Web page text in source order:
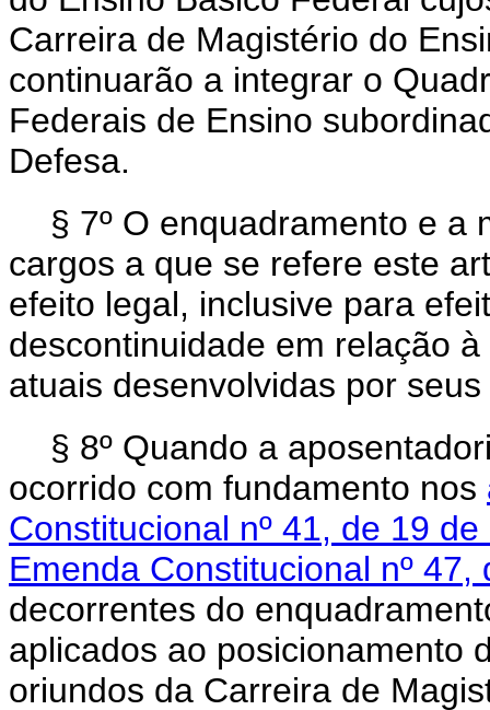
Carreira de Magistério do
continuarão a integrar o
Federais de Ensino
Defesa.
§ 7º O enquadramento e a
cargos a que se refere este
efeito legal, inclusive para
descontinuidade em relação
atuais desenvolvidas por
§ 8º Quando a
ocorrido com fundamento nos
Constitucional nº 41, de 19
Emenda Constitucional nº
decorrentes do
aplicados ao posicionamento
oriundos da Carreira de